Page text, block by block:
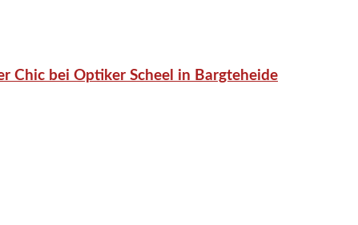
Chic bei Optiker Scheel in Bargteheide